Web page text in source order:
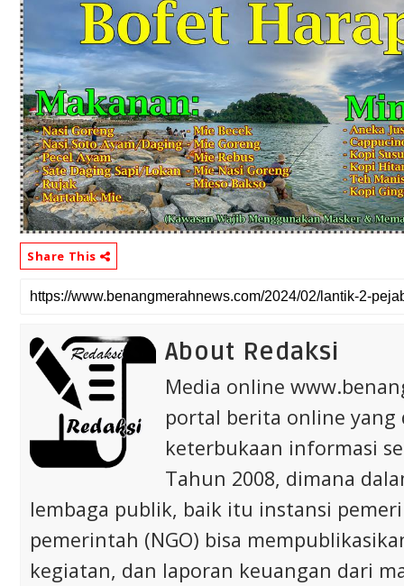
Share This
About Redaksi
Media online
portal berita online
keterbukaan informasi
Tahun 2008, dimana
lembaga publik, baik itu instansi
pemerintah (NGO) bisa
kegiatan, dan laporan keuangan dari